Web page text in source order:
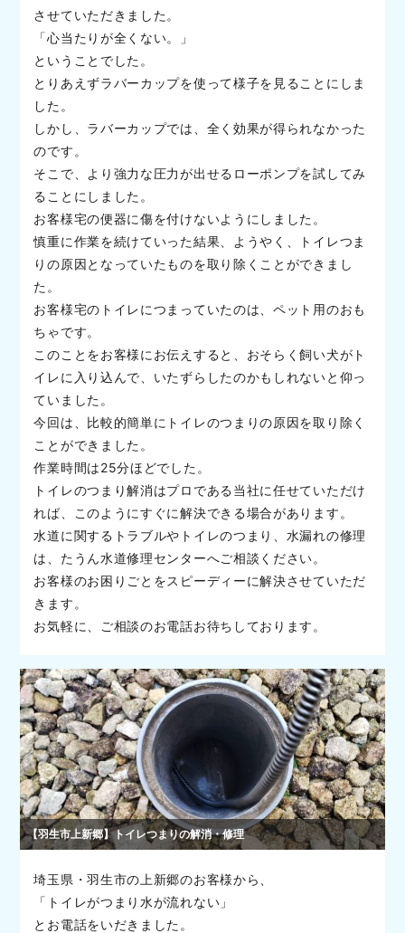
させていただきました。
「心当たりが全くない。」
ということでした。
とりあえずラバーカップを使って様子を見ることにしま
した。
しかし、ラバーカップでは、全く効果が得られなかった
のです。
そこで、より強力な圧力が出せるローポンプを試してみ
ることにしました。
お客様宅の便器に傷を付けないようにしました。
慎重に作業を続けていった結果、ようやく、トイレつま
りの原因となっていたものを取り除くことができまし
た。
お客様宅のトイレにつまっていたのは、ペット用のおも
ちゃです。
このことをお客様にお伝えすると、おそらく飼い犬がト
イレに入り込んで、いたずらしたのかもしれないと仰っ
ていました。
今回は、比較的簡単にトイレのつまりの原因を取り除く
ことができました。
作業時間は25分ほどでした。
トイレのつまり解消はプロである当社に任せていただけ
れば、このようにすぐに解決できる場合があります。
水道に関するトラブルやトイレのつまり、水漏れの修理
は、たうん水道修理センターへご相談ください。
お客様のお困りごとをスピーディーに解決させていただ
きます。
お気軽に、ご相談のお電話お待ちしております。
【羽生市上新郷】トイレつまりの解消・修理
埼玉県・羽生市の上新郷のお客様から、
「トイレがつまり水が流れない」
とお電話をいだきました。